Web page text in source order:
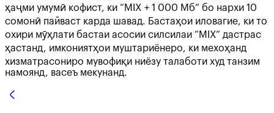
ҳаҷми умумӣ кофист, ки “MIX + 1 000 Мб” бо нархи 10
сомонӣ пайваст карда шавад. Бастаҳои иловагие, ки то
охири мӯҳлати бастаи асосии силсилаи “MIX” дастрас
ҳастанд, имкониятҳои муштариёнеро, ки мехоҳанд
хизматрасониро мувофиқи ниёзу талаботи худ танзим
намоянд, васеъ мекунанд.